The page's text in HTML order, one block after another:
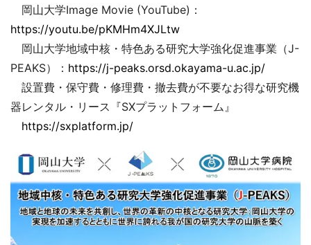
岡山大学Image Movie (YouTube)：
https://youtu.be/pKMHm4XJLtw
岡山大学地域中核・特色ある研究大学強化促進事業（J-
PEAKS）： https://j-peaks.orsd.okayama-u.ac.jp/
設置費・保守費・修理費・撤去費が不要なお得な研究機
器レンタル・リース『SXプラットフォーム』
https://sxplatform.jp/